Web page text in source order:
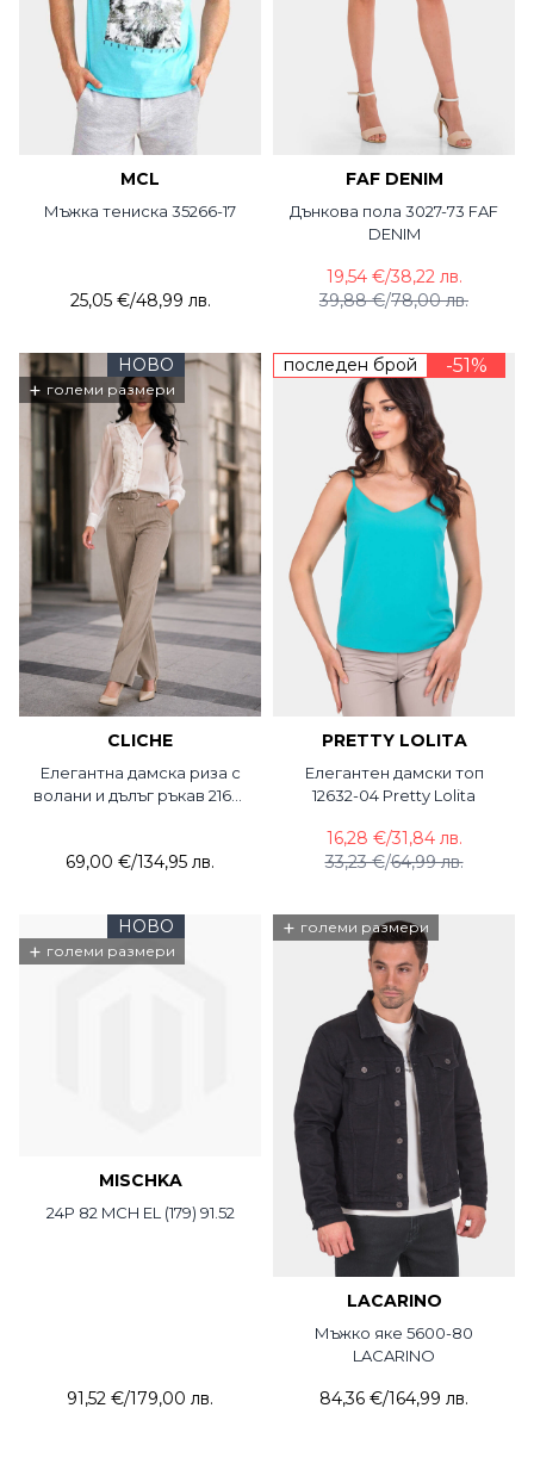
MCL
Мъжка тениска 35266-17
25,05 €/48,99 лв.
FAF DENIM
Дънкова пола 3027-73 FAF
DENIM
39,88 €/78,00 лв.
19,54 €/38,22 лв.
НОВО
+ големи размери
CLICHE
Елегантна дамска риза с
волани и дълъг ръкав 2169-
69,00 €/134,95 лв.
последен брой -51%
PRETTY LOLITA
Елегантен дамски топ
12632-04 Pretty Lolita
33,23 €/64,99 лв.
16,28 €/31,84 лв.
НОВО
+ големи размери
MISCHKA
24P 82 MCH EL (179) 91.52
91,52 €/179,00 лв.
+ големи размери
LACARINO
Мъжко яке 5600-80
LACARINO
84,36 €/164,99 лв.